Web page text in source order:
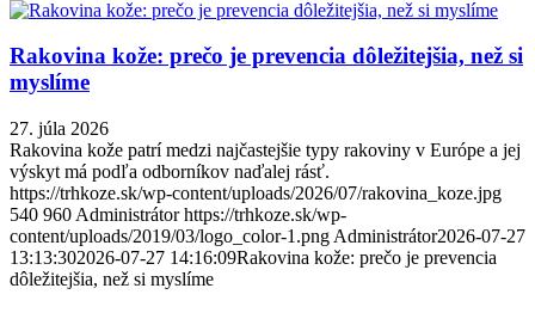
Rakovina kože: prečo je prevencia dôležitejšia, než si
myslíme
27. júla 2026
Rakovina kože patrí medzi najčastejšie typy rakoviny v Európe a jej
výskyt má podľa odborníkov naďalej rásť.
https://trhkoze.sk/wp-content/uploads/2026/07/rakovina_koze.jpg
540 960 Administrátor https://trhkoze.sk/wp-
content/uploads/2019/03/logo_color-1.png Administrátor2026-07-27
13:13:302026-07-27 14:16:09Rakovina kože: prečo je prevencia
dôležitejšia, než si myslíme